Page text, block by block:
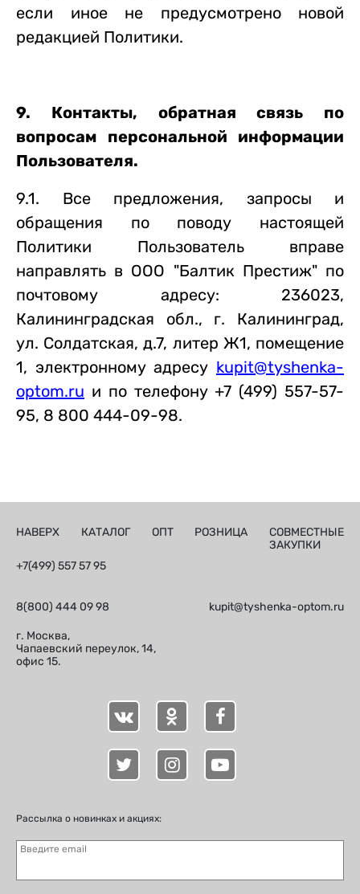
если иное не предусмотрено новой
редакцией Политики.
9. Контакты, обратная связь по
вопросам персональной информации
Пользователя.
9.1. Все предложения, запросы и
обращения по поводу настоящей
Политики Пользователь вправе
направлять в ООО "Балтик Престиж" по
почтовому адресу: 236023,
Калининградская обл., г. Калининград,
ул. Солдатская, д.7, литер Ж1, помещение
1, электронному адресу kupit@tyshenka-
optom.ru и по телефону +7 (499) 557-57-
95, 8 800 444-09-98.
НАВЕРХ КАТАЛОГ ОПТ РОЗНИЦА
СОВМЕСТНЫЕ
ЗАКУПКИ
+7(499) 557 57 95
8(800) 444 09 98 kupit@tyshenka-optom.ru
г. Москва,
Чапаевский переулок, 14,
офис 15.
Рассылка о новинках и акциях:
Введите email